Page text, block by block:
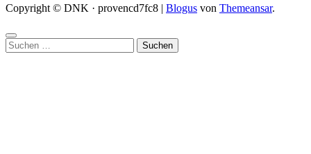
Copyright © DNK · provencd7fc8 | Blogus von Themeansar.
Suchen
nach: